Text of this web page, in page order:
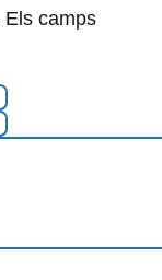
Els camps